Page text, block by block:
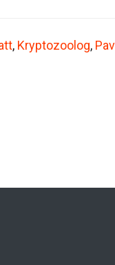
, Kryptozoolog,